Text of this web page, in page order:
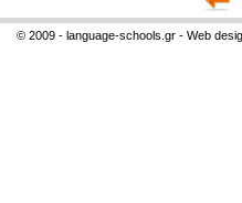
© 2009 - language-schools.gr - Web